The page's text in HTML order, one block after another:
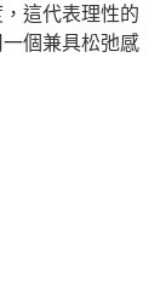
這代表理性的
個兼具松弛感